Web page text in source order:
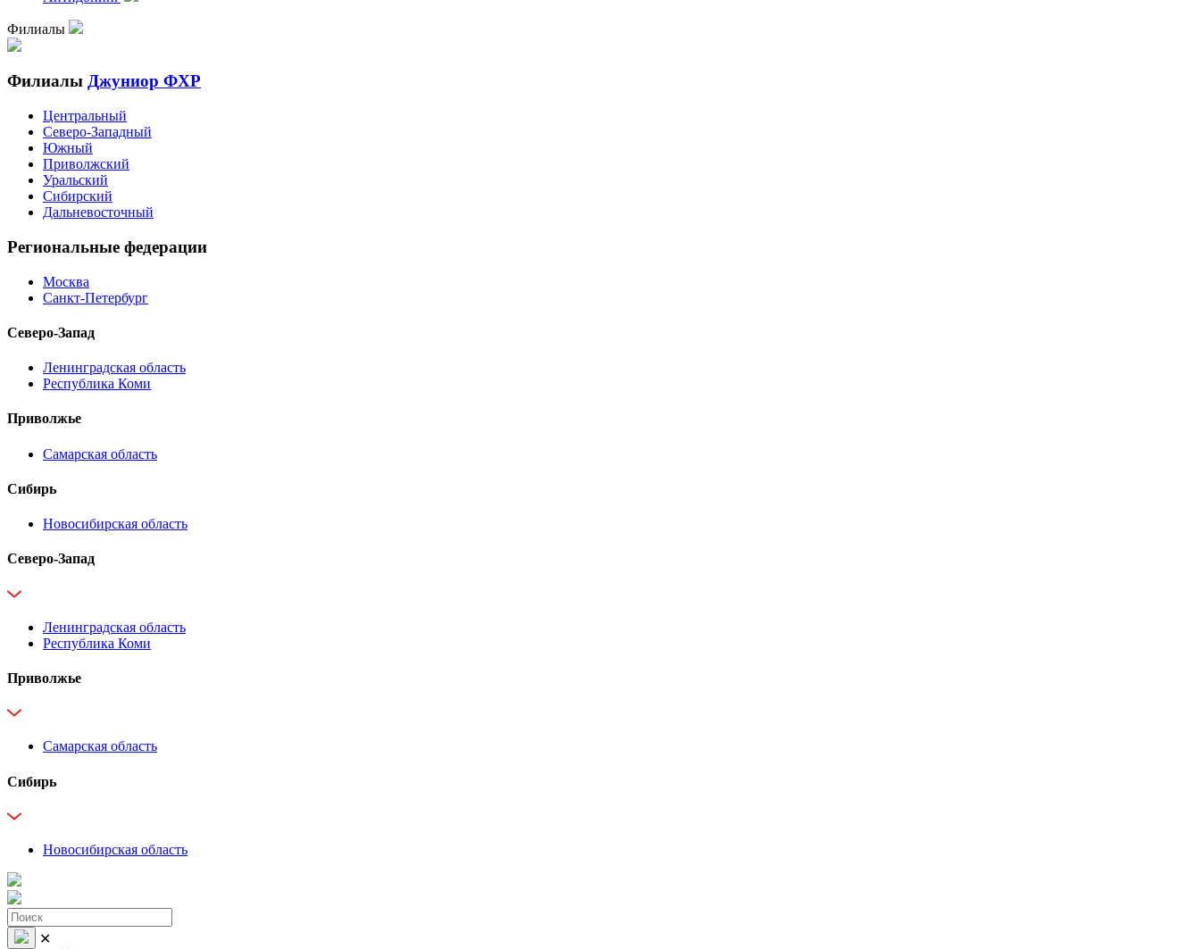
Филиалы
Филиалы Джуниор ФХР
Центральный
Северо-Западный
Южный
Приволжский
Уральский
Сибирский
Дальневосточный
Региональные федерации
Москва
Санкт-Петербург
Северо-Запад
Ленинградская область
Республика Коми
Приволжье
Самарская область
Сибирь
Новосибирская область
Северо-Запад
Ленинградская область
Республика Коми
Приволжье
Самарская область
Сибирь
Новосибирская область
✕